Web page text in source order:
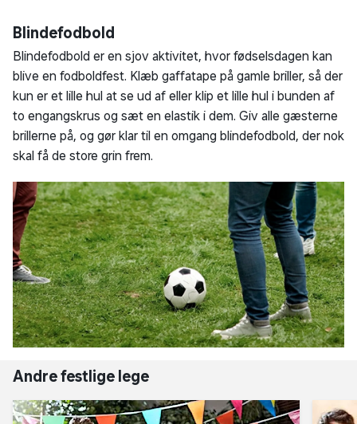
Blindefodbold
Blindefodbold er en sjov aktivitet, hvor fødselsdagen kan
blive en fodboldfest. Klæb gaffatape på gamle briller, så der
kun er et lille hul at se ud af eller klip et lille hul i bunden af
to engangskrus og sæt en elastik i dem. Giv alle gæsterne
brillerne på, og gør klar til en omgang blindefodbold, der nok
skal få de store grin frem.
Andre festlige lege